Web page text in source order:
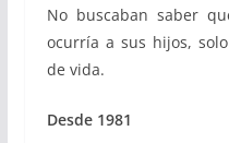
No buscaban saber
ocurría a sus hijos,
de vida.
Desde 1981